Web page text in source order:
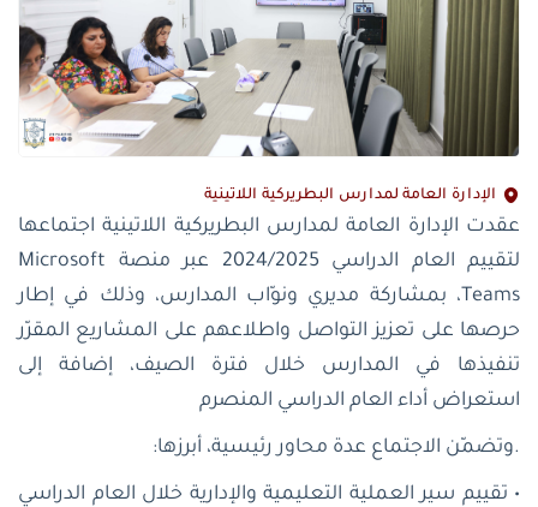
الإدارة العامة لمدارس البطريركية اللاتينية
عقدت الإدارة العامة لمدارس البطريركية اللاتينية اجتماعها
لتقييم العام الدراسي 2024/2025 عبر منصة Microsoft
Teams، بمشاركة مديري ونوّاب المدارس، وذلك في إطار
حرصها على تعزيز التواصل واطلاعهم على المشاريع المقرّر
تنفيذها في المدارس خلال فترة الصيف، إضافة إلى
استعراض أداء العام الدراسي المنصرم
.وتضمّن الاجتماع عدة محاور رئيسية، أبرزها:
• تقييم سير العملية التعليمية والإدارية خلال العام الدراسي